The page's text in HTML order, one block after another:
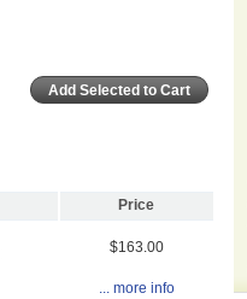
Price
$163.00
... more info